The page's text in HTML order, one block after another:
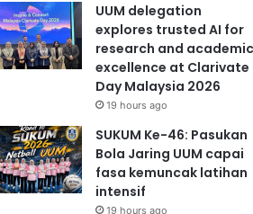
UUM delegation
explores trusted AI for
research and academic
excellence at Clarivate
Day Malaysia 2026
19 hours ago
SUKUM Ke-46: Pasukan
Bola Jaring UUM capai
fasa kemuncak latihan
intensif
19 hours ago